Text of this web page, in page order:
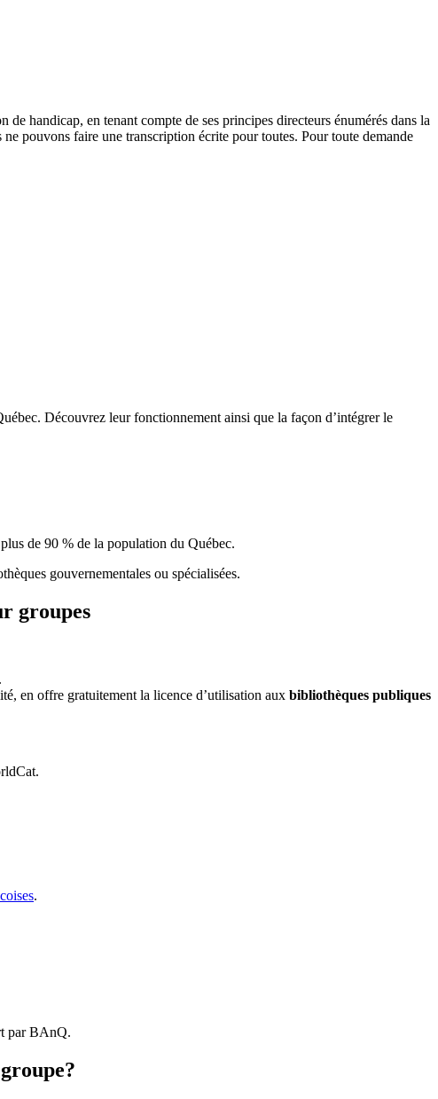
handicap, en tenant compte de ses principes directeurs énumérés dans la
pouvons faire une transcription écrite pour toutes. Pour toute demande
Découvrez leur fonctionnement ainsi que la façon d’intégrer le
de 90 % de la population du Québec.
gouvernementales ou spécialisées.
groupes
.
en offre gratuitement la licence d’utilisation aux bibliothèques publiques
.
par BAnQ.